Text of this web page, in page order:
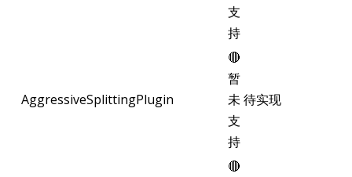
支
持
AggressiveSplittingPlugin
🔴
暂
未
支
持
待实现
🔴